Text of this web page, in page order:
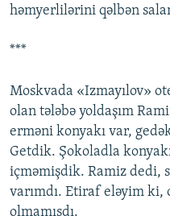
həmyerlilərini qəlbən
***
Moskvada «Izmayılov»
olan tələbə yoldaşım
erməni konyakı var,
Getdik. Şokoladla
içməmişdik. Ramiz dedi,
varımdı. Etiraf eləyim
olmamışdı.